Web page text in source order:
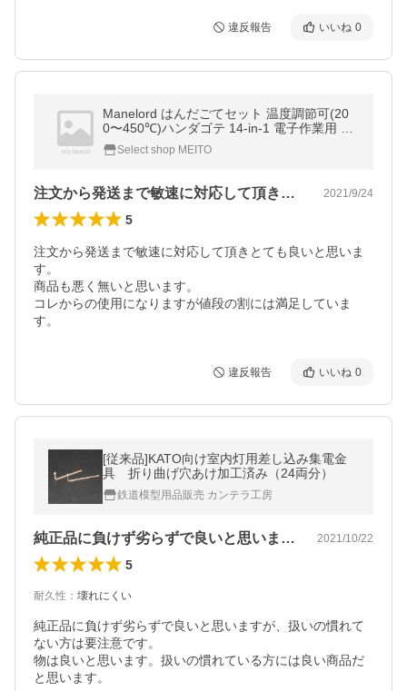
違反報告 いいね 0
Manelord はんだごてセット 温度調節可(20
0〜450℃)ハンダゴテ 14-in-1 電子作業用 60
W/110V PSE認証 安全
Select shop MEITO
注文から発送まで敏速に対応して頂きとて… 2021/9/24
5
注文から発送まで敏速に対応して頂きとても良いと思いま
す。
商品も悪く無いと思います。
コレからの使用になりますが値段の割には満足していま
す。
違反報告 いいね 0
[従来品]KATO向け室内灯用差し込み集電金
具 折り曲げ穴あけ加工済み（24両分）
鉄道模型用品販売 カンテラ工房
純正品に負けず劣らずで良いと思いますが… 2021/10/22
5
耐久性 ： 壊れにくい
純正品に負けず劣らずで良いと思いますが、扱いの慣れて
ない方は要注意です。
物は良いと思います。扱いの慣れている方には良い商品だ
と思います。